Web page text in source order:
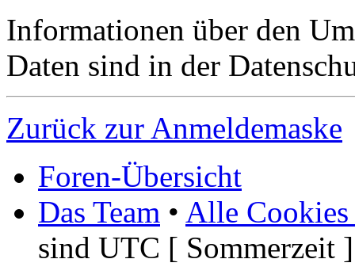
Informationen über den
Daten sind in der
Zurück zur Anmeldemaske
Foren-Übersicht
Das Team • Alle Cookies
sind UTC [ Sommerzeit ]